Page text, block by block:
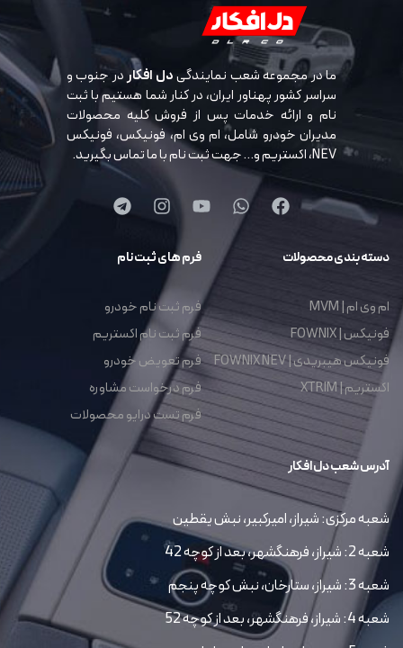
ما در مجموعه شعب نمایندگیدل افکاردر جنوب و
سراسر کشور پهناور ایران، در کنار شما هستیم با ثبت
نام و ارائه خدمات پس از فروش کلیه محصولات
مدیران خودرو شامل، ام وی ام، فونیکس، فونیکس
NEV، اکستریم و… جهت ثبت نام با ما تماس بگیرید.
دسته بندی محصولات
ام وی ام | MVM
فونیکس | FOWNIX
فونیکس هیبریدی | FOWNIX NEV
اکستریم | XTRIM
فرم های ثبت نام
فرم ثبت نام خودرو
فرم ثبت نام اکستریم
فرم تعویض خودرو
فرم درخواست مشاوره
فرم تست درایو محصولات
آدرس شعب دل افکار
شعبه مرکزی: شیراز، امیرکبیر، نبش یقطین
شعبه 2: شیراز، فرهنگشهر، بعد از کوچه 42
شعبه 3: شیراز، ستارخان، نبش کوچه پنجم
شعبه 4: شیراز، فرهنگشهر، بعد از کوچه 52